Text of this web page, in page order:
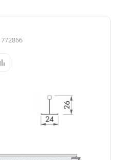
772866